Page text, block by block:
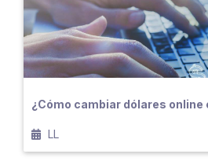
¿Cómo cambiar dólares online
LL